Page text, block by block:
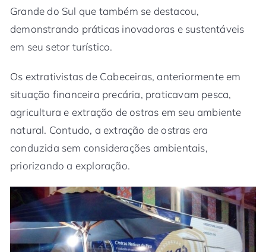
Grande do Sul que também se destacou,
demonstrando práticas inovadoras e sustentáveis
em seu setor turístico.
Os extrativistas de Cabeceiras, anteriormente em
situação financeira precária, praticavam pesca,
agricultura e extração de ostras em seu ambiente
natural. Contudo, a extração de ostras era
conduzida sem considerações ambientais,
priorizando a exploração.